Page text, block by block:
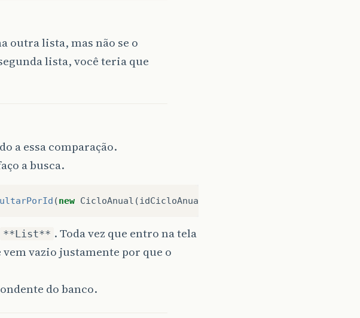
outra lista, mas não se o
lista, você teria que
a essa comparação.
a busca.
(new CicloAnual (idCicloAnual
**List** . Toda vez que entro na tela
vazio justamente por que o
do banco.